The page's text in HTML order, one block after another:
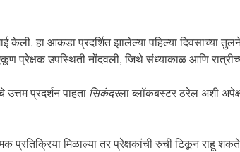
केली. हा आकडा प्रदर्शित झालेल्या पहिल्या दिवसाच्या
उपस्थिती नोंदवली, जिथे संध्याकाळ आणि रात्रीच्या
प्रदर्शन पाहता सिकंदरला ब्लॉकबस्टर ठरेल अशी
मिळाल्या तर प्रेक्षकांची रुची टिकून राहू